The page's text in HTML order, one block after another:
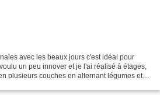
avec les beaux jours c'est idéal pour
un peu innover et je l'ai réalisé à étages,
plusieurs couches en alternant légumes et